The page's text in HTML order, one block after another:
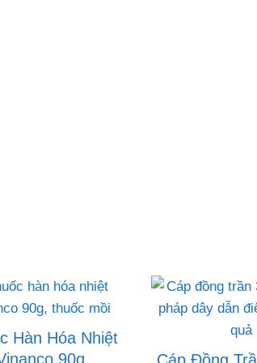
Hàn Hóa Nhiệt
90g